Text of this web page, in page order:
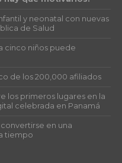
y neonatal con nuevas
de Salud
cinco niños puede
de los 200,000 afiliados
los primeros lugares en la
celebrada en Panamá
en una
tiempo